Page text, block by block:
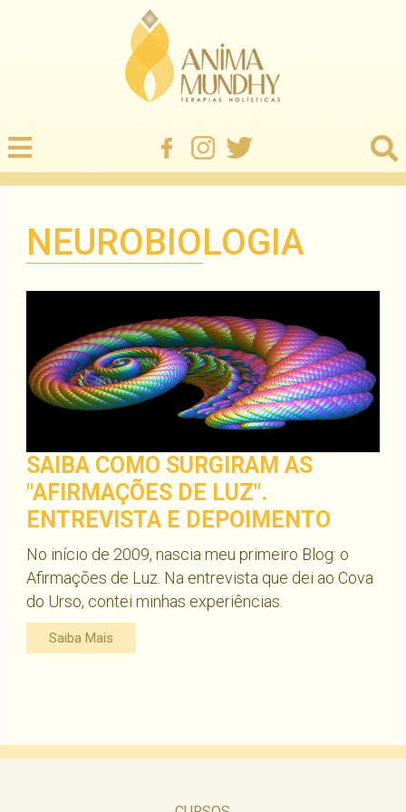
NEUROBIOLOGIA
SAIBA COMO SURGIRAM AS
"AFIRMAÇÕES DE LUZ".
ENTREVISTA E DEPOIMENTO
No início de 2009, nascia meu primeiro Blog: o
Afirmações de Luz. Na entrevista que dei ao Cova
do Urso, contei minhas experiências.
Saiba Mais